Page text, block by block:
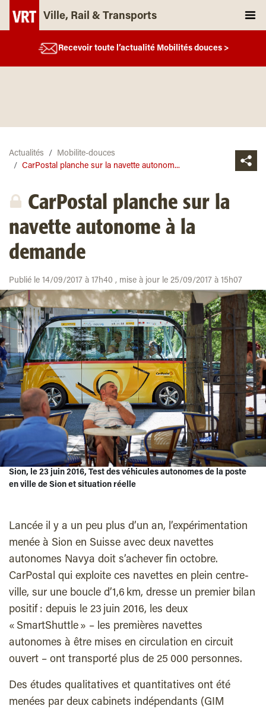
Ville, Rail & Transports
Recevoir toute l’actualité Mobilités douces >
Actualités
Mobilite-douces
CarPostal planche sur la navette autonom...
CarPostal planche sur la
navette autonome à la
demande
Publié le 14/09/2017 à 17h40 , mise à jour le 25/09/2017 à 15h07
Sion, le 23 juin 2016, Test des véhicules autonomes de la poste
en ville de Sion et situation réelle
Lancée il y a un peu plus d’un an, l’expérimentation
menée à Sion en Suisse avec deux navettes
autonomes Navya doit s’achever fin octobre.
CarPostal qui exploite ces navettes en plein centre-
ville, sur une boucle d’1,6 km, dresse un premier bilan
positif : depuis le 23 juin 2016, les deux
« SmartShuttle » – les premières navettes
autonomes à être mises en circulation en circuit
ouvert – ont transporté plus de 25 000 personnes.
Des études qualitatives et quantitatives ont été
menées par deux cabinets indépendants (GIM